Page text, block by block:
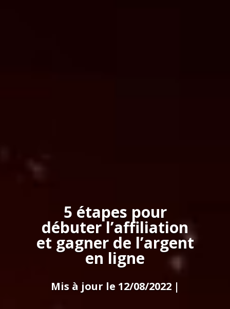
5 étapes pour
débuter l’affiliation
et gagner de l’argent
en ligne
Mis à jour le 12/08/2022 |